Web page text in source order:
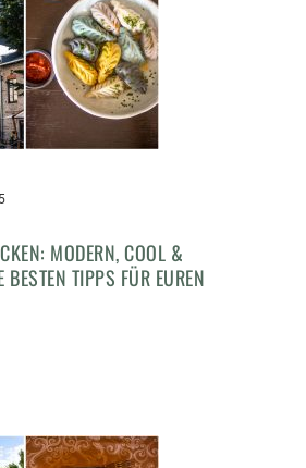
MODERN, COOL &
TIPPS FÜR EUREN